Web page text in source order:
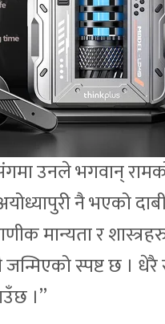
उनले भगवान्
नै भएको
मान्यता र
जन्मिएको स्पष्ट छ ।
।”